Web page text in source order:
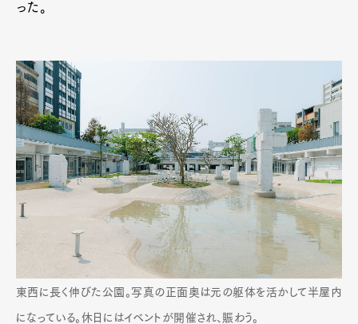
った。
東西に長く伸びた公園。写真の正面奥は元の躯体を活かして半屋内
になっている。休日にはイベントが開催され、賑わう。